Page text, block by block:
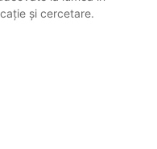
și cercetare.